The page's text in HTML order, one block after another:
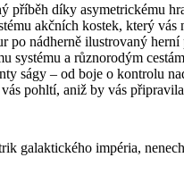
příběh díky asymetrickému
akčních kostek, který vás
nádherně ilustrovaný
systému a různorodým
ságy – od boje o kontrolu
pohltí, aniž by vás
galaktického impéria,